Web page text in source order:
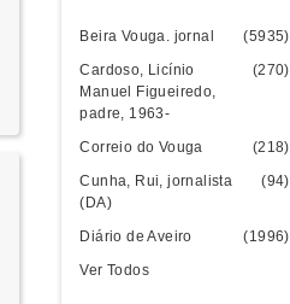
Beira Vouga. jornal
(5935)
Cardoso, Licínio
Manuel Figueiredo,
padre, 1963-
(270)
Correio do Vouga
(218)
Cunha, Rui, jornalista
(DA)
(94)
Diário de Aveiro
(1996)
Ver Todos